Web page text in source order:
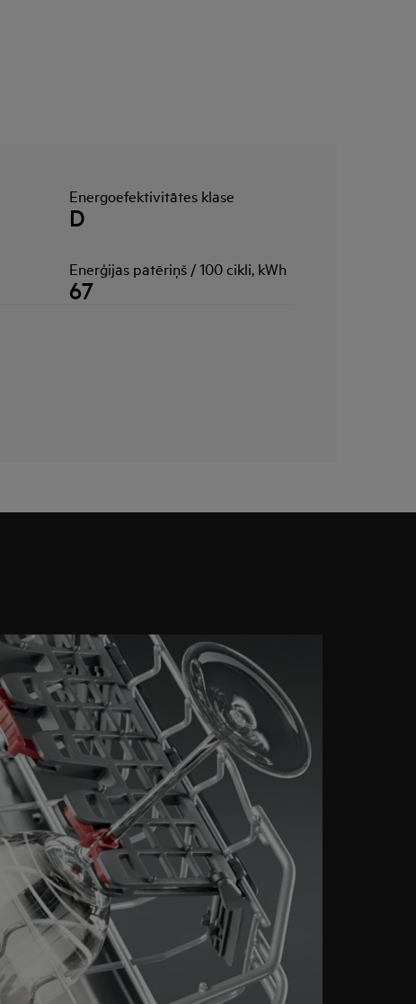
Energoefektivitātes klase
D
Enerģijas patēriņš / 100 cikli, kWh
67